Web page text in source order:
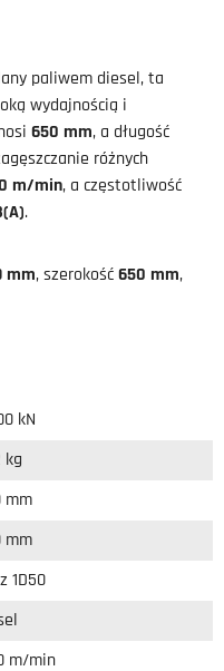
paliwem diesel, ta
wydajnością i
650 mm, a długość
różnych
m/min, a częstotliwość
.
mm, szerokość 650 mm,
kN
kg
mm
mm
1D50
m/min